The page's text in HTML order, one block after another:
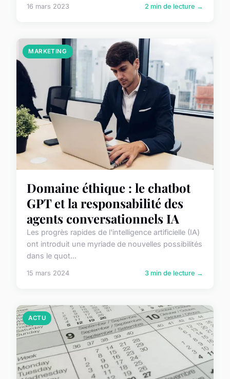
16 mars 2023 2 min de lecture →
MARKETING
Domaine éthique : le chatbot
GPT et la responsabilité des
agents conversationnels IA
Les progrès rapides de l'intelligence artificielle (IA)
ont introduit une myriade de nouvelles possibilités
dans le quot...
15 mars 2024 3 min de lecture →
ACTU